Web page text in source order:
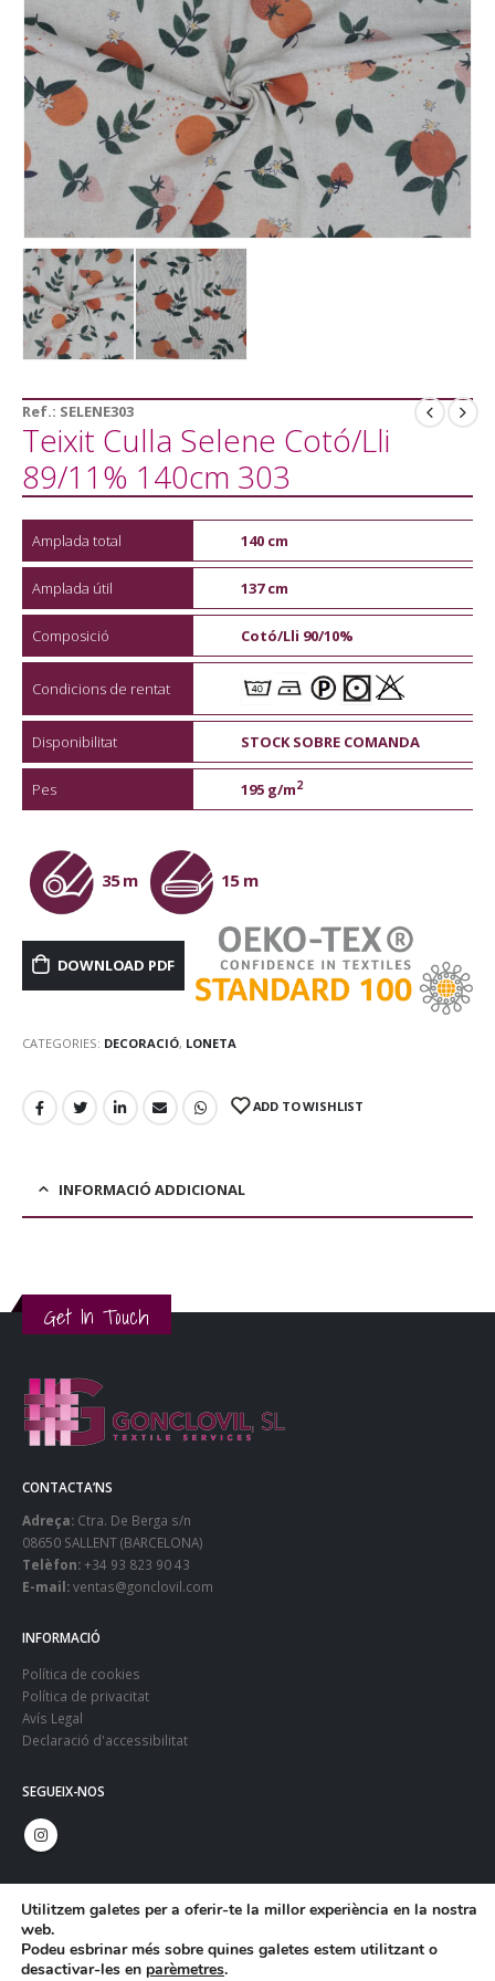
Ref.: SELENE303
Teixit Culla Selene Cotó/Lli
89/11% 140cm 303
Amplada total 140 cm
Amplada útil 137 cm
Composició Cotó/Lli 90/10%
Condicions de rentat
Disponibilitat STOCK SOBRE COMANDA
Pes 195 g/m2
35 m 15 m
DOWNLOAD PDF
CATEGORIES: DECORACIÓ, LONETA
ADD TO WISHLIST
INFORMACIÓ ADDICIONAL
Get In Touch
CONTACTA’NS
Adreça: Ctra. De Berga s/n
08650 SALLENT (BARCELONA)
Telèfon:+34 93 823 90 43
E-mail:ventas@gonclovil.com
INFORMACIÓ
Política de cookies
Política de privacitat
Avís Legal
Declaració d'accessibilitat
SEGUEIX-NOS
Utilitzem galetes per a oferir-te la millor experiència en la nostra
web.
Podeu esbrinar més sobre quines galetes estem utilitzant o
desactivar-les en parèmetres.